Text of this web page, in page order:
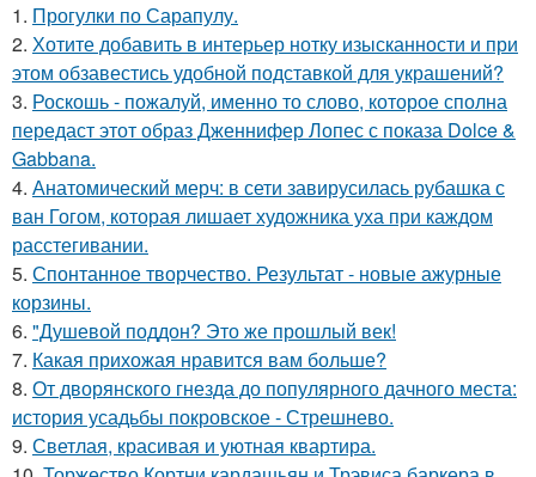
1. Прогулки по Сарапулу.
2. Хотите добавить в интерьер нотку изысканности и при
этом обзавестись удобной подставкой для украшений?
3. Роскошь - пожалуй, именно то слово, которое сполна
передаст этот образ Дженнифер Лопес с показа Dolce &
Gabbana.
4. Анатомический мерч: в сети завирусилась рубашка с
ван Гогом, которая лишает художника уха при каждом
расстегивании.
5. Спонтанное творчество. Результат - новые ажурные
корзины.
6. "Душевой поддон? Это же прошлый век!
7. Какая прихожая нравится вам больше?
8. От дворянского гнезда до популярного дачного места:
история усадьбы покровское - Стрешнево.
9. Светлая, красивая и уютная квартира.